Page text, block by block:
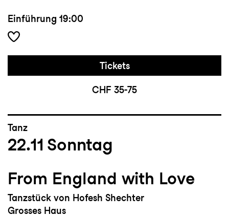
Einführung 19:00
Tickets
CHF 35-75
Tanz
22.11 Sonntag
From England with Love
Tanzstück von Hofesh Shechter
Grosses Haus